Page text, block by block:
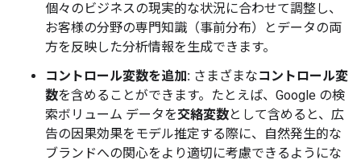
個々のビジネスの現実的な状況に合わせて調整し、
お客様の分野の専門知識（事前分布）とデータの両
方を反映した分析情報を生成できます。
コントロール変数を追加: さまざまなコントロール変
数を含めることができます。たとえば、Google の検
索ボリューム データを交絡変数として含めると、広
告の因果効果をモデル推定する際に、自然発生的な
ブランドへの関心をより適切に考慮できるようにな